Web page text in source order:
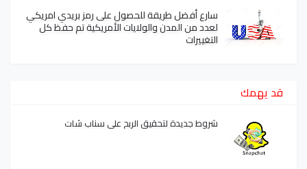
سارع أفضل طريقة للحصول على رمز بريدي امريكي
لعدد من المدن والولايات الأمريكية تم حفظ كل
التغييرات
قد يهمك
شروط جديدة لتحقيق الربح على سناب شات